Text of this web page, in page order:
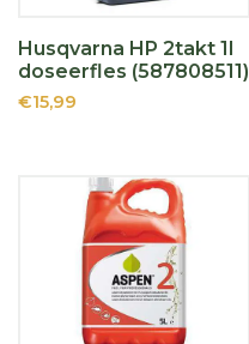
Husqvarna HP 2takt 1l
doseerfles (587808511)
€15,99